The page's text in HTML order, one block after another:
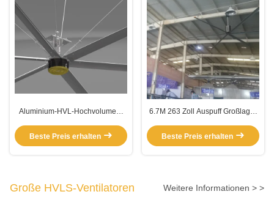
Aluminium-HVL-Hochvolumen-
für Wohnungen
Beste Preis erhalten
6.7M 263 Zoll Auspuff Großlager
Beste Preis erhalten
Große HVLS-Ventilatoren Weitere Informationen > >